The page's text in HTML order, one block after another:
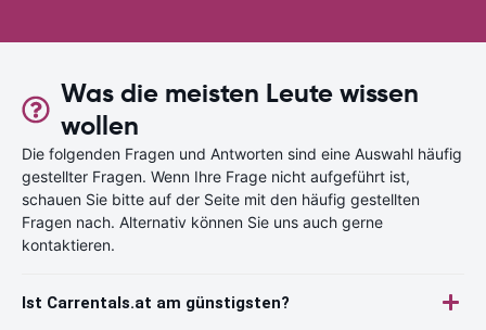
Was die meisten Leute wissen
wollen
Die folgenden Fragen und Antworten sind eine Auswahl häufig
gestellter Fragen. Wenn Ihre Frage nicht aufgeführt ist,
schauen Sie bitte auf der Seite mit den häufig gestellten
Fragen nach. Alternativ können Sie uns auch gerne
kontaktieren.
Ist Carrentals.at am günstigsten?